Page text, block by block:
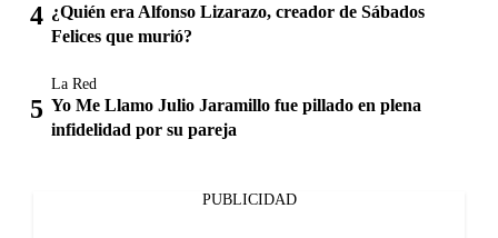
¿Quién era Alfonso Lizarazo, creador de Sábados
Felices que murió?
La Red
Yo Me Llamo Julio Jaramillo fue pillado en plena
infidelidad por su pareja
PUBLICIDAD